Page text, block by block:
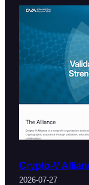
Crypto-V
2026-07-27